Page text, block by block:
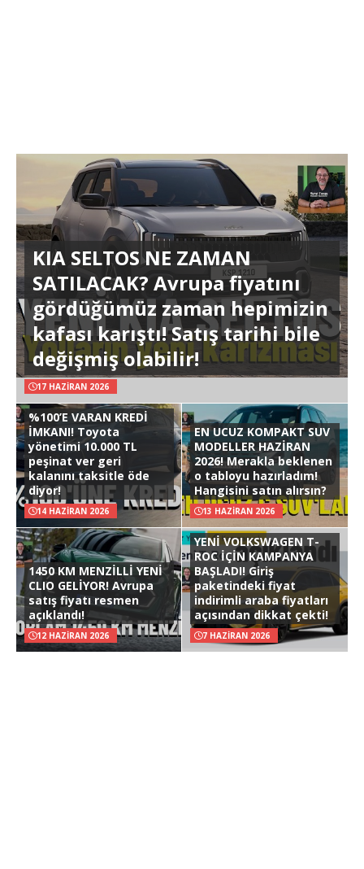
KIA SELTOS NE ZAMAN
SATILACAK? Avrupa fiyatını
gördüğümüz zaman hepimizin
kafası karıştı! Satış tarihi bile
değişmiş olabilir!
17 HAZIRAN 2026
%100’E VARAN KREDİ
İMKANI! Toyota
yönetimi 10.000 TL
peşinat ver geri
kalanını taksitle öde
diyor!
14 HAZIRAN 2026
EN UCUZ KOMPAKT SUV
MODELLER HAZİRAN
2026! Merakla beklenen
o tabloyu hazırladım!
Hangisini satın alırsın?
13 HAZIRAN 2026
1450 KM MENZİLLİ YENİ
CLIO GELİYOR! Avrupa
satış fiyatı resmen
açıklandı!
12 HAZIRAN 2026
YENİ VOLKSWAGEN T-
ROC İÇİN KAMPANYA
BAŞLADI! Giriş
paketindeki fiyat
indirimli araba fiyatları
açısından dikkat çekti!
7 HAZIRAN 2026